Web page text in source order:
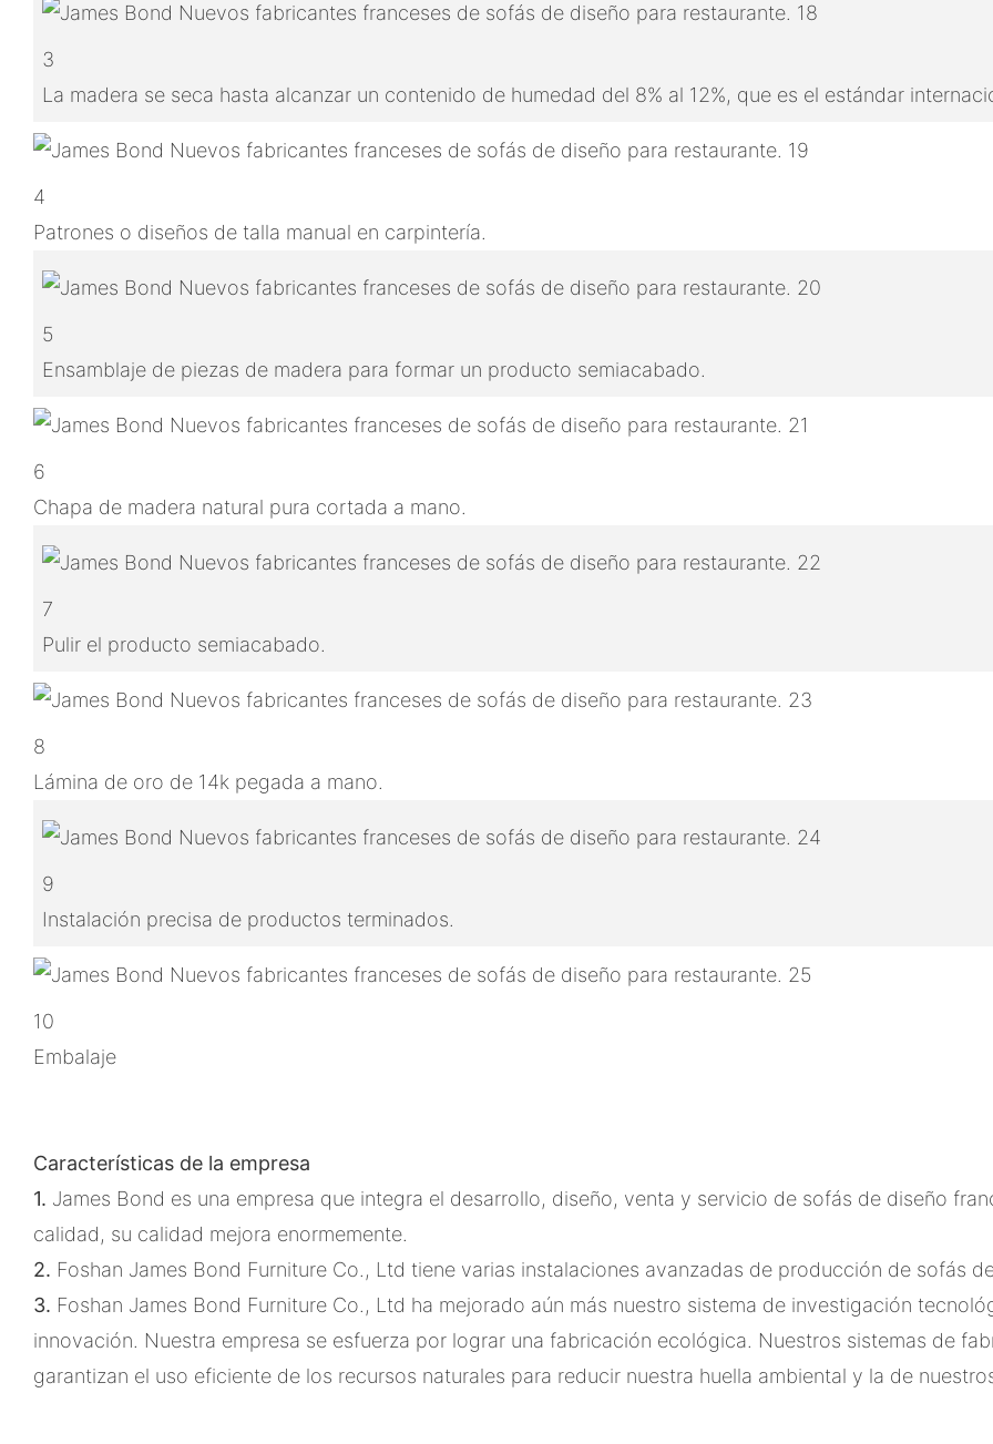
3
La madera se seca hasta alcanzar un contenido de humedad del 8% al 12%, que es el estándar
4
Patrones o diseños de talla manual en carpintería.
5
Ensamblaje de piezas de madera para formar un producto semiacabado.
6
Chapa de madera natural pura cortada a mano.
7
Pulir el producto semiacabado.
8
Lámina de oro de 14k pegada a mano.
9
Instalación precisa de productos terminados.
10
Embalaje
Características de la empresa
1. James Bond es una empresa que integra el desarrollo, diseño, venta y servicio de sofás de diseño
calidad, su calidad mejora enormemente.
2. Foshan James Bond Furniture Co., Ltd tiene varias instalaciones avanzadas de producción de sofás
3. Foshan James Bond Furniture Co., Ltd ha mejorado aún más nuestro sistema de investigación
innovación. Nuestra empresa se esfuerza por lograr una fabricación ecológica. Nuestros sistemas de
garantizan el uso eficiente de los recursos naturales para reducir nuestra huella ambiental y la de